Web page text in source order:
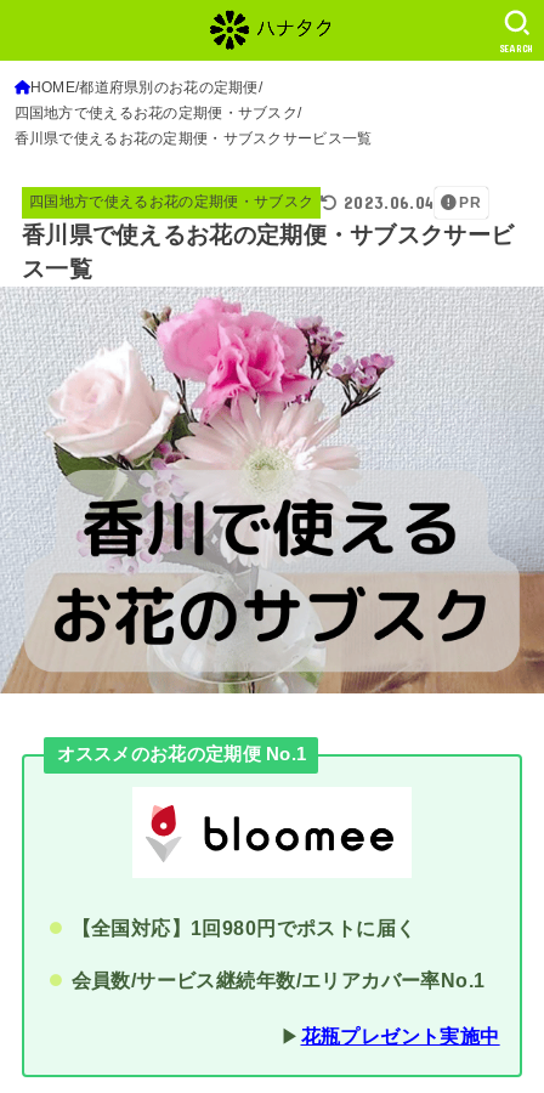
SEARCH
HOME 都道府県別のお花の定期便
四国地方で使えるお花の定期便・サブスク
香川県で使えるお花の定期便・サブスクサービス一覧
四国地方で使えるお花の定期便・サブスク 2023.06.04 PR
香川県で使えるお花の定期便・サブスクサービ
ス一覧
オススメのお花の定期便 No.1
【全国対応】1回980円でポストに届く
会員数/サービス継続年数/エリアカバー率No.1
▶︎ 花瓶プレゼント実施中